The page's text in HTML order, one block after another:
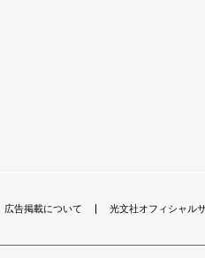
広告掲載について 光文社オフィシャル